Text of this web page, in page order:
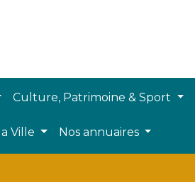
Culture, Patrimoine & Sport
Ville Nos annuaires